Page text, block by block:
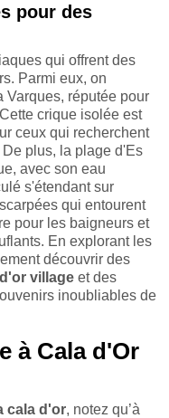
pour des
qui offrent des
Parmi eux, on
Varques, réputée pour
crique isolée est
ceux qui recherchent
plus, la plage d'Es
avec son eau
s'étendant sur
qui entourent
pour les baigneurs et
En explorant les
découvrir des
village et des
inoubliables de
à Cala d'Or
cala d'or, notez qu’à